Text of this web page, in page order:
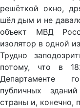
решёткой окно,
шёл дым и не
объект МВД
изолятор в одной
Трудно
потому, что в
Департаменте
публичных
страны и, конечно,